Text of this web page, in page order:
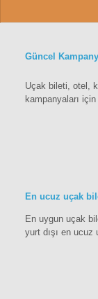
Güncel
Uçak bileti, otel,
kampanyaları
En ucuz uçak
En uygun uçak
yurt dışı en